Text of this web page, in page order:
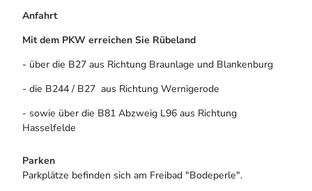
Anfahrt
Mit dem PKW erreichen Sie Rübeland
- über die B27 aus Richtung Braunlage und Blankenburg
- die B244 / B27 aus Richtung Wernigerode
- sowie über die B81 Abzweig L96 aus Richtung
Hasselfelde
Parken
Parkplätze befinden sich am Freibad "Bodeperle".